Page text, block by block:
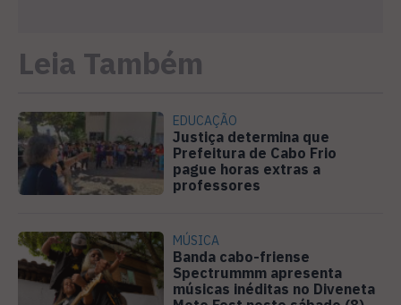
Leia Também
EDUCAÇÃO
Justiça determina que
Prefeitura de Cabo Frio
pague horas extras a
professores
MÚSICA
Banda cabo-friense
Spectrummm apresenta
músicas inéditas no Diveneta